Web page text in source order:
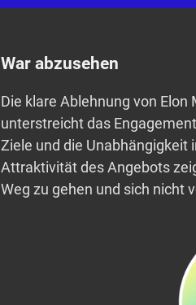
War abzusehen
Die klare Ablehnung von
unterstreicht das
Ziele und die Unabhängigkeit
Attraktivität des Angebots
Weg zu gehen und sich nicht